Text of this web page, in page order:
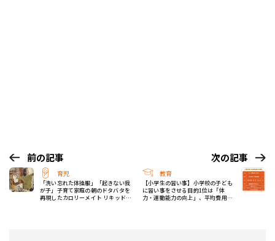
前の記事
育児
「洗い忘れた体操服」「起きない我
が子」子育て家庭の朝のドタバタを
再現したカロリーメイト リキッドの
次の記事
教育
【小学生の習い事】小学校の子ども
に習い事をさせる目的1位は「体
力・運動能力の向上」、平均費用は